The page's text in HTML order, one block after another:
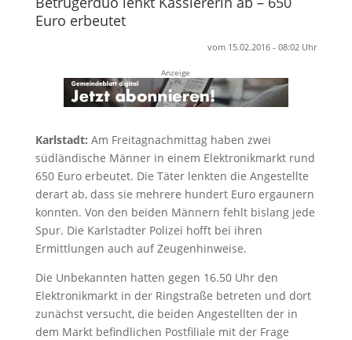
Euro erbeutet
vom 15.02.2016 - 08:02 Uhr
Anzeige
Karlstadt: Am Freitagnachmittag haben zwei
südländische Männer in einem Elektronikmarkt rund
650 Euro erbeutet. Die Täter lenkten die Angestellte
derart ab, dass sie mehrere hundert Euro ergaunern
konnten. Von den beiden Männern fehlt bislang jede
Spur. Die Karlstadter Polizei hofft bei ihren
Ermittlungen auch auf Zeugenhinweise.
Die Unbekannten hatten gegen 16.50 Uhr den
Elektronikmarkt in der Ringstraße betreten und dort
zunächst versucht, die beiden Angestellten der in
dem Markt befindlichen Postfiliale mit der Frage